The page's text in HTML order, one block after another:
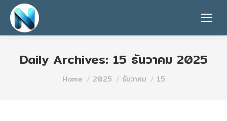
Daily Archives: 15 ธันวาคม 2025
You are here:
Home 2025 ธันวาคม 15